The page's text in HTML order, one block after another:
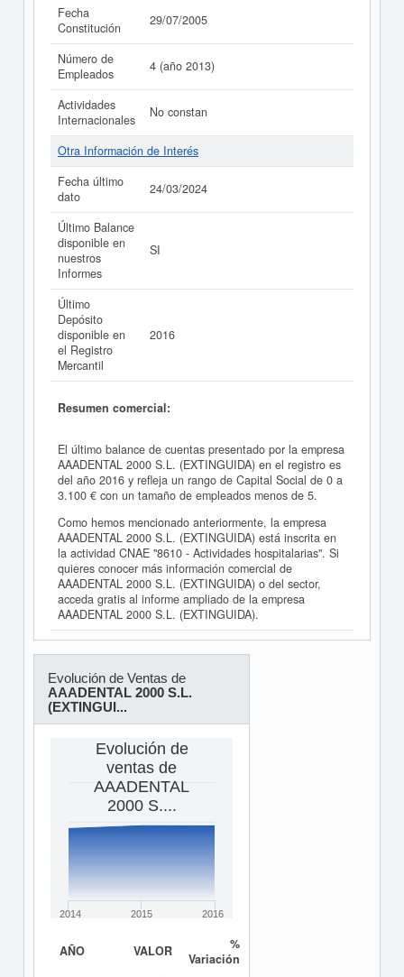
Fecha
Constitución
29/07/2005
Número de
Empleados
4 (año 2013)
Actividades
Internacionales
No constan
Otra Información de Interés
Fecha último
dato
24/03/2024
Último Balance
disponible en
nuestros
Informes
SI
Último
Depósito
disponible en
el Registro
Mercantil
2016
Resumen comercial:
El último balance de cuentas presentado por la empresa
AAADENTAL 2000 S.L. (EXTINGUIDA) en el registro es
del año 2016 y refleja un rango de Capital Social de 0 a
3.100 € con un tamaño de empleados menos de 5.
Como hemos mencionado anteriormente, la empresa
AAADENTAL 2000 S.L. (EXTINGUIDA) está inscrita en
la actividad CNAE "8610 - Actividades hospitalarias". Si
quieres conocer más información comercial de
AAADENTAL 2000 S.L. (EXTINGUIDA) o del sector,
acceda gratis al informe ampliado de la empresa
AAADENTAL 2000 S.L. (EXTINGUIDA).
Evolución de Ventas de
AAADENTAL 2000 S.L.
(EXTINGUI...
Evolución de
ventas de
AAADENTAL
2000 S....
2014 2015 2016
AÑO VALOR
%
Variación